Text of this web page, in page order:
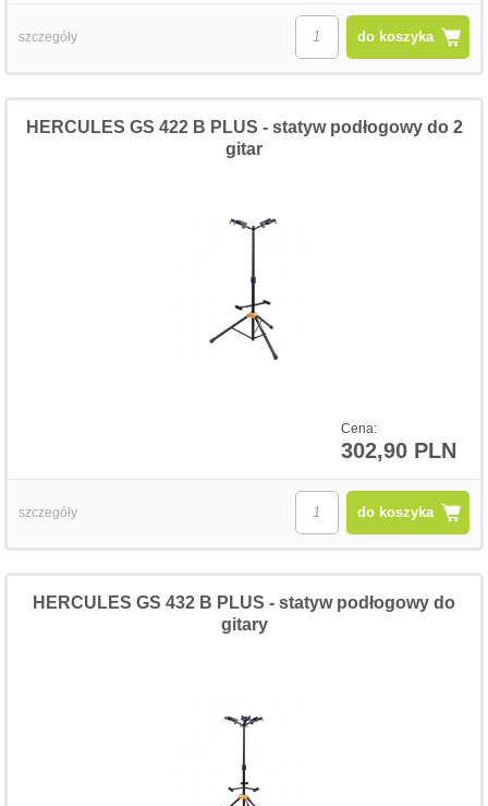
do koszyka
szczegóły
Cena:
302,90 PLN
HERCULES GS 422 B PLUS - statyw podłogowy do 2
gitar
do koszyka
szczegóły
HERCULES GS 432 B PLUS - statyw podłogowy do
gitary